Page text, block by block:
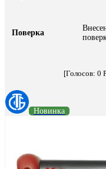
Поверка
[Голосов: 0
Новинка